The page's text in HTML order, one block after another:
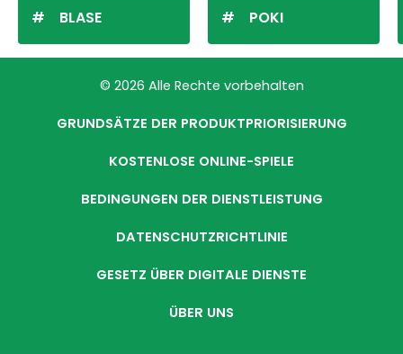
BLASE POKI
© 2026 Alle Rechte vorbehalten
GRUNDSÄTZE DER PRODUKTPRIORISIERUNG
KOSTENLOSE ONLINE-SPIELE
BEDINGUNGEN DER DIENSTLEISTUNG
DATENSCHUTZRICHTLINIE
GESETZ ÜBER DIGITALE DIENSTE
ÜBER UNS